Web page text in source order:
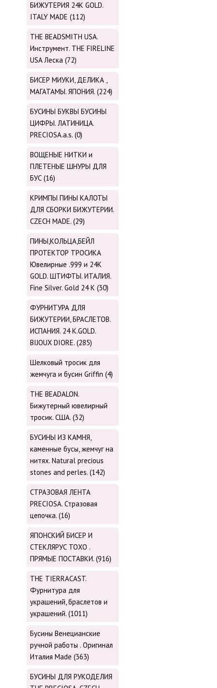
БИЖУТЕРИЯ 24К GOLD.
ITALY MADE (112)
THE BEADSMITH USA.
Инструмент. THE FIRELINE
USA Леска (72)
БИСЕР МИУКИ, ДЕЛИКА ,
МАГАТАМЫ. ЯПОНИЯ. (224)
БУСИНЫ БУКВЫ БУСИНЫ
ЦИФРЫ. ЛАТИНИЦА.
PRECIOSA.a.s. (0)
ВОЩЕНЫЕ НИТКИ и
ПЛЕТЕНЫЕ ШНУРЫ ДЛЯ
БУС (16)
КРИМПЫ ПИНЫ КАЛОТЫ
ДЛЯ СБОРКИ БИЖУТЕРИИ.
CZECH MADE. (29)
ПИНЫ,КОЛЬЦА,БЕЙЛ
ПРОТЕКТОР ТРОСИКА
Ювелирные .999 и 24К
GOLD. ШТИФТЫ. ИТАЛИЯ.
Fine Silver. Gold 24 K (30)
ФУРНИТУРА ДЛЯ
БИЖУТЕРИИ, БРАСЛЕТОВ.
ИСПАНИЯ. 24 K.GOLD.
BIJOUX DIORE. (285)
Шелковый тросик для
жемчуга и бусин Griffin (4)
THE BEADALON.
Бижутерный ювелирный
тросик. США. (32)
БУСИНЫ ИЗ КАМНЯ,
каменные бусы, жемчуг на
нитях. Natural precious
stones and perles. (142)
СТРАЗОВАЯ ЛЕНТА
PRECIOSA. Стразовая
цепочка. (16)
ЯПОНСКИЙ БИСЕР И
СТЕКЛЯРУС TOХО .
ПРЯМЫЕ ПОСТАВКИ. (916)
THE TIERRACAST.
Фурнитура для
украшений, браслетов и
украшений. (1011)
Бусины Венецианские
ручной работы . Оригинал
Италия Made (363)
БУСИНЫ ДЛЯ РУКОДЕЛИЯ